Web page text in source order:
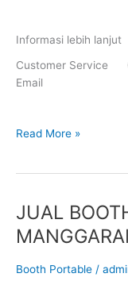
Informasi lebih lanjut
Customer Service
Email
JUAL
TIMUR
JAKARTA
Read More »
JUAL
Booth Portable /